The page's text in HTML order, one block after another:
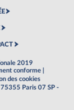
2019
conforme
des cookies
Paris 07 SP -